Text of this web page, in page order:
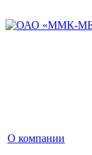
О компании